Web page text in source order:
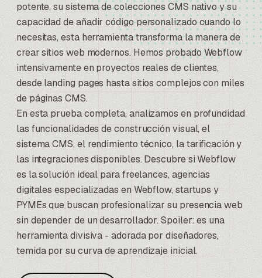
potente, su sistema de colecciones CMS nativo y su
capacidad de añadir código personalizado cuando lo
necesitas, esta herramienta transforma la manera de
crear sitios web modernos. Hemos probado Webflow
intensivamente en proyectos reales de clientes,
desde landing pages hasta sitios complejos con miles
de páginas CMS.
En esta prueba completa, analizamos en profundidad
las funcionalidades de construcción visual, el
sistema CMS, el rendimiento técnico, la tarificación y
las integraciones disponibles. Descubre si Webflow
es la solución ideal para freelances, agencias
digitales especializadas en Webflow, startups y
PYMEs que buscan profesionalizar su presencia web
sin depender de un desarrollador. Spoiler: es una
herramienta divisiva - adorada por diseñadores,
temida por su curva de aprendizaje inicial.